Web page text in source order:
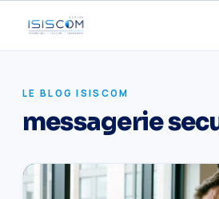
LE BLOG ISISCOM
messagerie